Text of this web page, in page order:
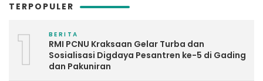
TERPOPULER
1 BERITA
RMI PCNU Kraksaan Gelar Turba dan
Sosialisasi Digdaya Pesantren ke-5 di Gading
dan Pakuniran